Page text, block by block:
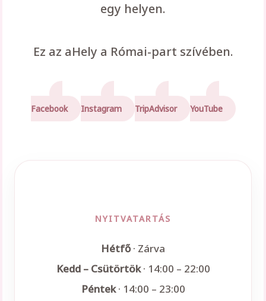
egy helyen.
Ez az aHely a Római-part szívében.
Facebook Instagram TripAdvisor YouTube
NYITVATARTÁS
Hétfő· Zárva
Kedd – Csütörtök· 14:00 – 22:00
Péntek· 14:00 – 23:00